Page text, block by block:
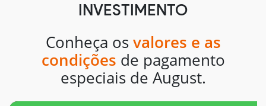
INVESTIMENTO
Conheça os valores e as
condições de pagamento
especiais de August.